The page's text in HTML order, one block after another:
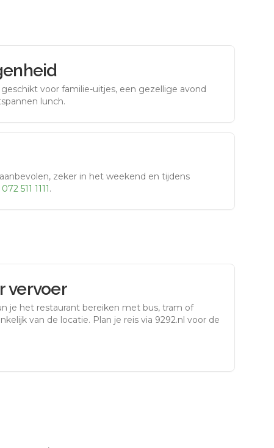
voor familie-uitjes, een gezellige avond
lunch.
zeker in het weekend en tijdens
072 511 1111.
vervoer
je het restaurant bereiken met bus, tram of
van de locatie. Plan je reis via 9292.nl voor de